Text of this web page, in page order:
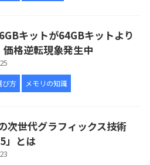
キットが64GBキットより
格逆転現象発生中
び方 メモリの知識
次世代グラフィックス技術
5」とは